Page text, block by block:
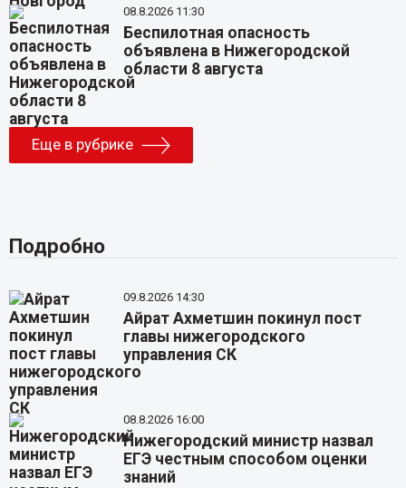
08.8.2026 11:30
Беспилотная опасность
объявлена в Нижегородской
области 8 августа
Еще в рубрике
Подробно
09.8.2026 14:30
Айрат Ахметшин покинул пост
главы нижегородского
управления СК
08.8.2026 16:00
Нижегородский министр назвал
ЕГЭ честным способом оценки
знаний